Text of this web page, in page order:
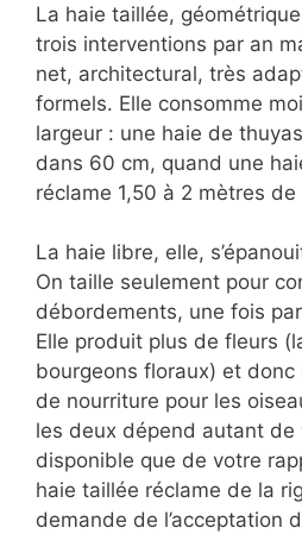
La haie taillée,
trois interventions par an
net, architectural, très
formels. Elle consomme
largeur : une haie de
dans 60 cm, quand une
réclame 1,50 à 2 mètres
La haie libre, elle,
On taille seulement pour
débordements, une fois
Elle produit plus de fleurs
bourgeons floraux) et
de nourriture pour les
les deux dépend autant de
disponible que de votre
haie taillée réclame de la
demande de l’acceptation